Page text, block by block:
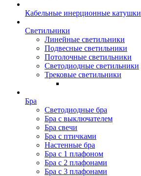
Кабельные инерционные катушки
Светильники
Линейные светильники
Подвесные светильники
Потолочные светильники
Светодиодные светильники
Трековые светильники
Бра
Светодиодные бра
Бра с выключателем
Бра свечи
Бра с птичками
Настенные бра
Бра с 1 плафоном
Бра с 2 плафонами
Бра с 3 плафонами